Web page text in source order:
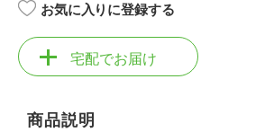
お気に入りに登録する
宅配でお届け
商品説明